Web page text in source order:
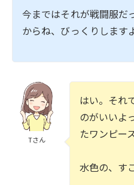
今まではそれが戦闘服だ
からね、びっくりします
Tさん
はい。それ
のがいいよ
たワンピー
水色の、す